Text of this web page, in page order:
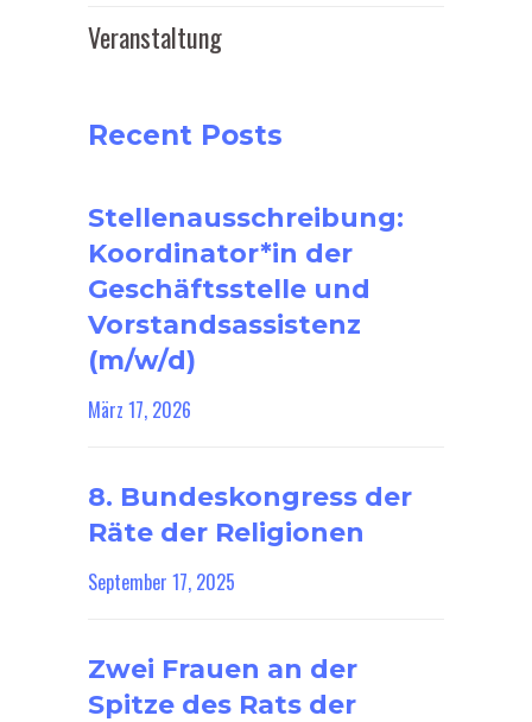
Veranstaltung
Recent Posts
Stellenausschreibung:
Koordinator*in der
Geschäftsstelle und
Vorstandsassistenz
(m/w/d)
März 17, 2026
8. Bundeskongress der
Räte der Religionen
September 17, 2025
Zwei Frauen an der
Spitze des Rats der